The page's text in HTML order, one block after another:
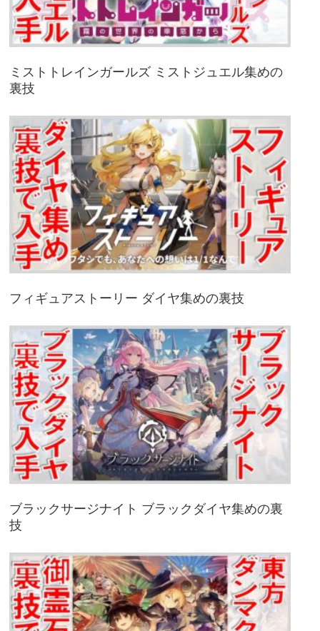
ミストトレインガールズ ミストジュエル集めの
裏技
フィギュアストーリー ダイヤ集めの裏技
ブラックサージナイト ブラックダイヤ集めの裏
技